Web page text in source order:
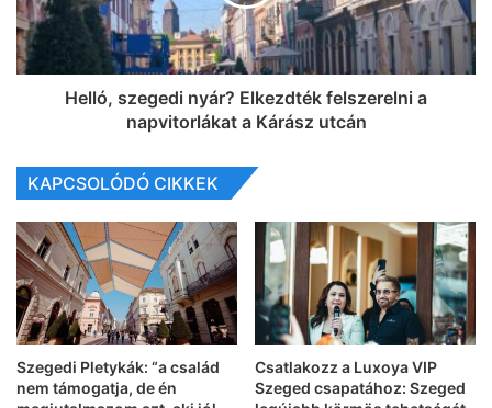
Helló, szegedi nyár? Elkezdték felszerelni a
napvitorlákat a Kárász utcán
KAPCSOLÓDÓ CIKKEK
Szegedi Pletykák: “a család
nem támogatja, de én
Csatlakozz a Luxoya VIP
Szeged csapatához: Szeged